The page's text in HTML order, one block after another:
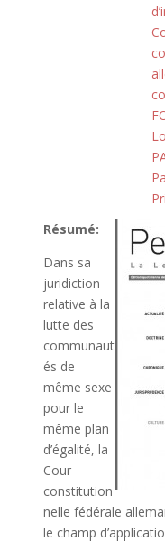
Résumé:
Dans sa
juridiction
relative à la
lutte des
communaut
és de
même sexe
pour le
même plan
d’égalité, la
Cour
constitution
nelle fédérale
le champ